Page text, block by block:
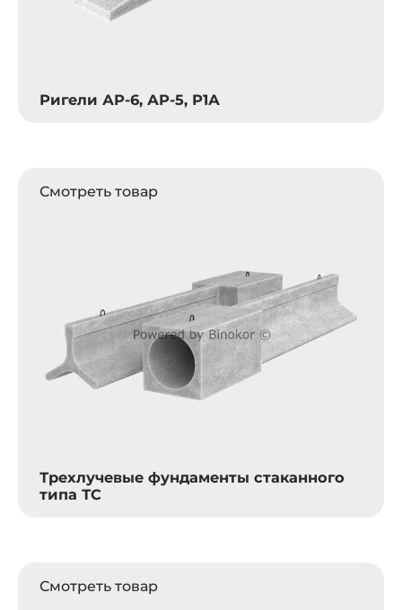
Ригели АР-6, АР-5, Р1А
Смотреть товар
Трехлучевые фундаменты стаканного
типа ТС
Смотреть товар